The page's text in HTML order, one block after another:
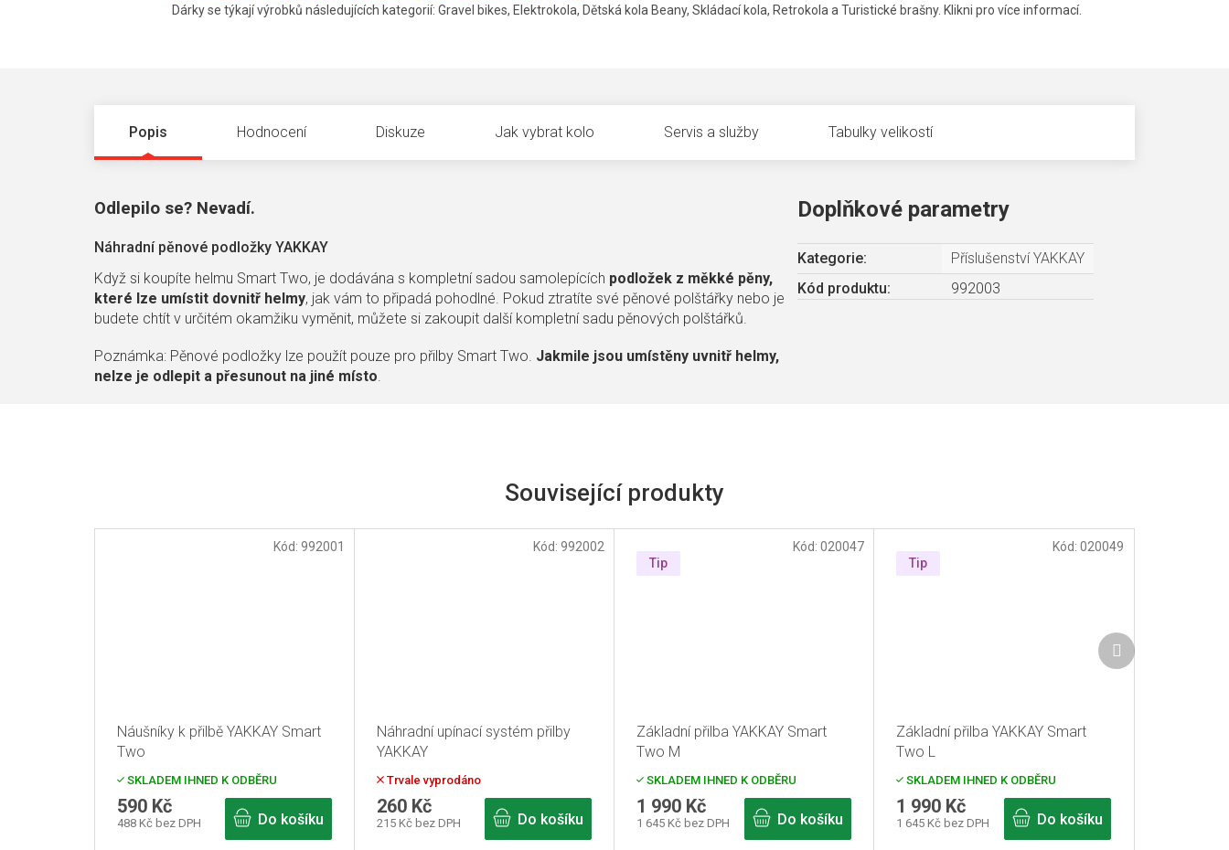
Dárky se týkají výrobků následujících kategorií: Gravel bikes, Elektrokola, Dětská kola Beany, Skládací kola, Retrokola a Turistické brašny. Klikni pro více informací.
Související produkty
Náušníky k přilbě YAKKAY Smart
Two
SKLADEM IHNED K ODBĚRU
488 Kč bez DPH
590 Kč
Do košíku
Kód: 992001
Náhradní upínací systém přilby
YAKKAY
Trvale vyprodáno
215 Kč bez DPH
260 Kč
Do košíku
Kód: 992002
Tip
Základní přilba YAKKAY Smart
Two M
SKLADEM IHNED K ODBĚRU
1 645 Kč bez DPH
1 990 Kč
Do košíku
Kód: 020047
Tip
Základní přilba YAKKAY Smart
Two L
SKLADEM IHNED K ODBĚRU
1 645 Kč bez DPH
1 990 Kč
Do košíku
Kód: 020049
Další
produkt
Popis Hodnocení Diskuze Jak vybrat kolo Servis a služby Tabulky velikostí
Odlepilo se? Nevadí.
Náhradní pěnové podložky YAKKAY
Když si koupíte helmu Smart Two, je dodávána s kompletní sadou samolepících podložek z měkké pěny,
které lze umístit dovnitř helmy, jak vám to připadá pohodlné. Pokud ztratíte své pěnové polštářky nebo je
budete chtít v určitém okamžiku vyměnit, můžete si zakoupit další kompletní sadu pěnových polštářků.
Poznámka: Pěnové podložky lze použít pouze pro přilby Smart Two. Jakmile jsou umístěny uvnitř helmy,
nelze je odlepit a přesunout na jiné místo.
Doplňkové parametry
Kategorie:
Příslušenství YAKKAY
Kód produktu:
992003